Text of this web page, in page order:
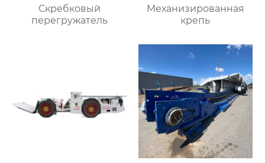
Скребковый
перегружатель
Механизированная
крепь